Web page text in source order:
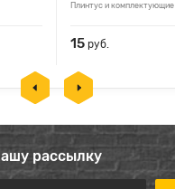
Плинтус и комплектующие
15 руб.
рассылку